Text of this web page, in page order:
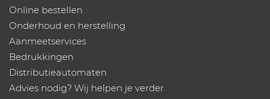
Online bestellen
Onderhoud en herstelling
Aanmeetservices
Bedrukkingen
Distributieautomaten
Advies nodig? Wij helpen je verder